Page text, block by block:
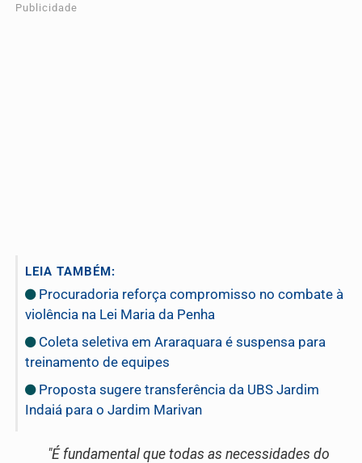
Publicidade
LEIA TAMBÉM:
Procuradoria reforça compromisso no combate à
violência na Lei Maria da Penha
Coleta seletiva em Araraquara é suspensa para
treinamento de equipes
Proposta sugere transferência da UBS Jardim
Indaiá para o Jardim Marivan
"É fundamental que todas as necessidades do